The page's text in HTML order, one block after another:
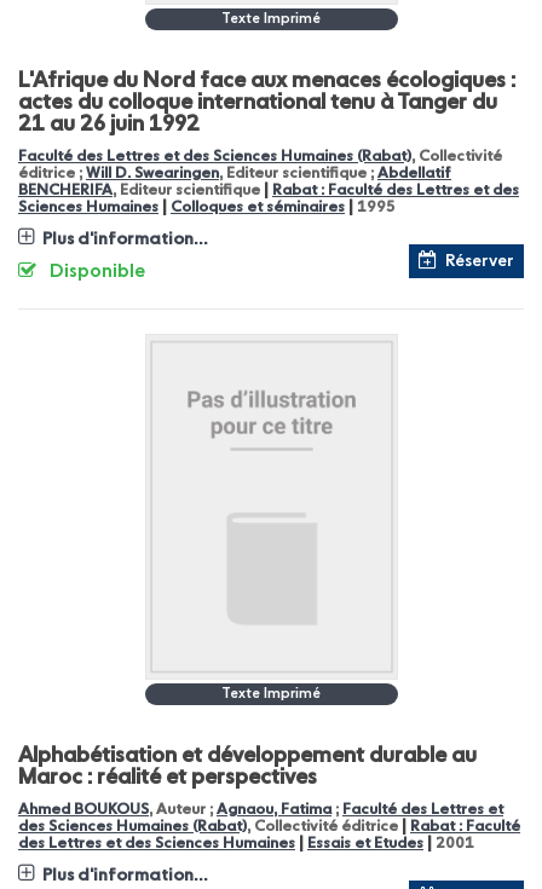
Texte Imprimé
L'Afrique du Nord face aux menaces écologiques :
actes du colloque international tenu à Tanger du
21 au 26 juin 1992
Faculté des Lettres et des Sciences Humaines (Rabat), Collectivité
éditrice ; Will D. Swearingen, Editeur scientifique ; Abdellatif
BENCHERIFA, Editeur scientifique
Rabat : Faculté des Lettres et des
Sciences Humaines
Colloques et séminaires 1995
Plus d'information...
Réserver
Disponible
Texte Imprimé
Alphabétisation et développement durable au
Maroc : réalité et perspectives
Ahmed BOUKOUS, Auteur ; Agnaou, Fatima; Faculté des Lettres et
des Sciences Humaines (Rabat), Collectivité éditrice
Rabat : Faculté
des Lettres et des Sciences Humaines
Essais et Etudes 2001
Plus d'information...